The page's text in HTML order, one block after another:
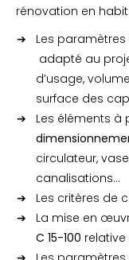
rénovation en
Les paramètres
adapté au
d’usage,
surface des
Les éléments à
circulateur,
canalisations…
Les critères de
La mise en
C 15-100